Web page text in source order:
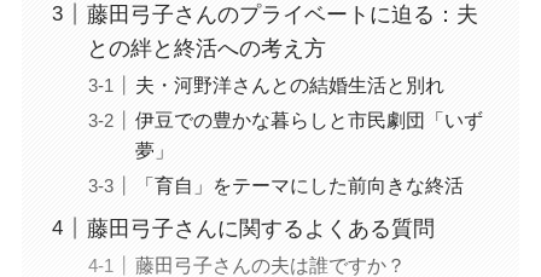
藤田弓子さんのプライベートに迫る：夫
との絆と終活への考え方
夫・河野洋さんとの結婚生活と別れ
伊豆での豊かな暮らしと市民劇団「いず
夢」
「育自」をテーマにした前向きな終活
藤田弓子さんに関するよくある質問
藤田弓子さんの夫は誰ですか？